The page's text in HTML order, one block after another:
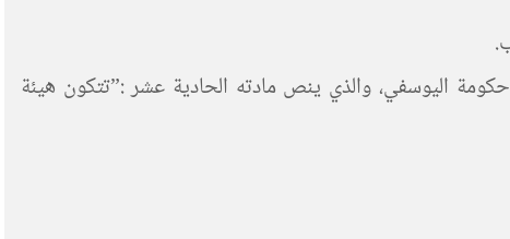
والصادر على عهد حكومة اليوسفي، والذي ينص مادته الحادية عشر :”تتكون هيئة